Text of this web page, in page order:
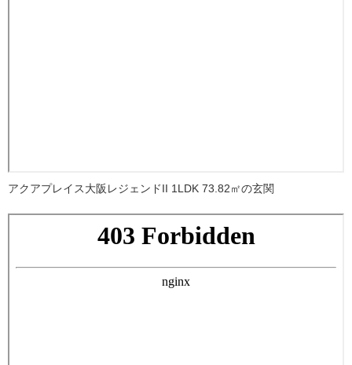
アクアプレイス大阪レジェンドII 1LDK 73.82㎡の玄関